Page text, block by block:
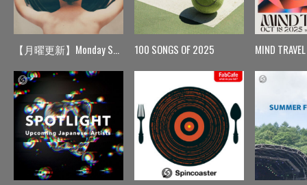
【月曜更新】Monday Spin 100 SONGS OF 2025 MIND TRAVEL